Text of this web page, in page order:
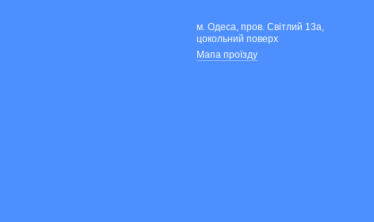
м. Одеса, пров. Світлий 13а,
цокольний поверх
Мапа проїзду